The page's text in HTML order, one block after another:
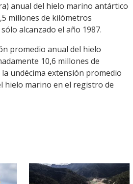
anual del hielo marino antártico
millones de kilómetros
alcanzado el año 1987.
promedio anual del hielo
10,6 millones de
undécima extensión promedio
hielo marino en el registro de